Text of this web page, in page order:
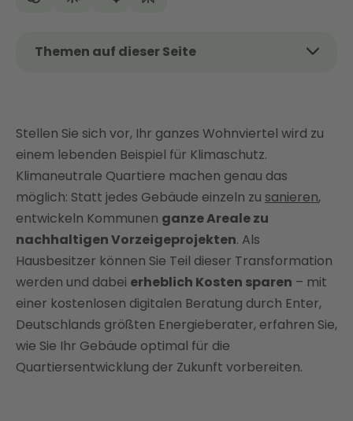
Themen auf dieser Seite
Gebäude modernisieren, Quartiere stärken:
Energetische Sanierung mit Enter
FAQ
Stellen Sie sich vor, Ihr ganzes Wohnviertel wird zu
einem lebenden Beispiel für Klimaschutz.
Klimaneutrale Quartiere machen genau das
möglich: Statt jedes Gebäude einzeln zu sanieren,
entwickeln Kommunen ganze Areale zu
nachhaltigen Vorzeigeprojekten. Als
Hausbesitzer können Sie Teil dieser Transformation
werden und dabei erheblich Kosten sparen – mit
einer kostenlosen digitalen Beratung durch Enter,
Deutschlands größten Energieberater, erfahren Sie,
wie Sie Ihr Gebäude optimal für die
Quartiersentwicklung der Zukunft vorbereiten.